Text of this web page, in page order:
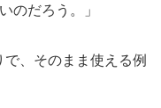
のだろう。」
で、そのまま使える例